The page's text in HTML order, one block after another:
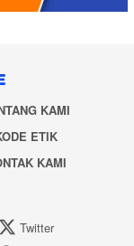
KAMI
ETIK
KAMI
Twitter